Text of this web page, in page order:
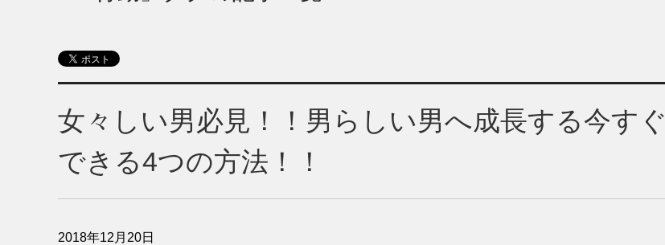
女々しい男必見！！男らしい男へ成長する今すぐ
できる4つの方法！！
2018年12月20日